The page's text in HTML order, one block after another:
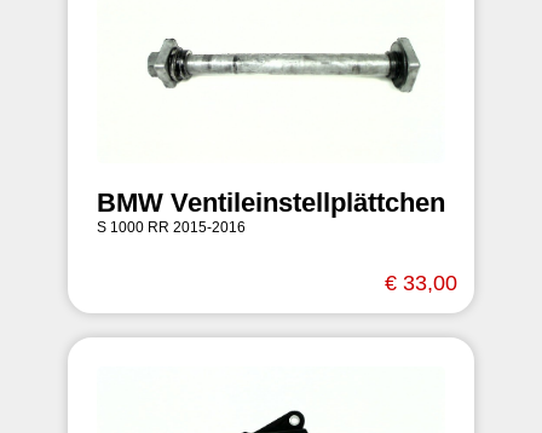
BMW Ventileinstellplättchen
S 1000 RR 2015-2016
€ 33,00